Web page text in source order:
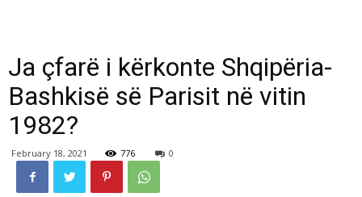
Ja çfarë i kërkonte Shqipëria-
Bashkisë së Parisit në vitin
1982?
February 18, 2021 776 0